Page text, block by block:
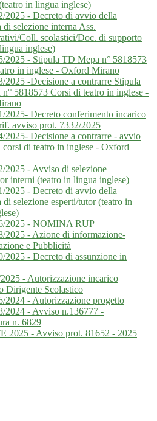
in lingua inglese)
2025 - Decreto di avvio della
di selezione interna Ass.
Coll. scolastici/Doc. di supporto
inglese)
2025 - Stipula TD Mepa n° 5818573
in inglese - Oxford Mirano
2025 -Decisione a contrarre Stipula
5818573 Corsi di teatro in inglese -
2025- Decreto conferimento incarico
avviso prot. 7332/2025
2025- Decisione a contrarre - avvio
di teatro in inglese - Oxford
2025 - Avviso di selezione
interni (teatro in lingua inglese)
2025 - Decreto di avvio della
di selezione esperti/tutor (teatro in
2025 - NOMINA RUP
2025 - Azione di informazione-
e Pubblicità
2025 - Decreto di assunzione in
- Autorizzazione incarico
Dirigente Scolastico
2024 - Autorizzazione progetto
2024 - Avviso n.136777 -
n. 6829
2025 - Avviso prot. 81652 - 2025